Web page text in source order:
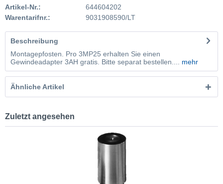
Artikel-Nr.:
644604202
Warentarifnr.:
9031908590/LT
Beschreibung
Montagepfosten. Pro 3MP25 erhalten Sie einen
Gewindeadapter 3AH gratis. Bitte separat bestellen....
mehr
Ähnliche Artikel
Zuletzt angesehen